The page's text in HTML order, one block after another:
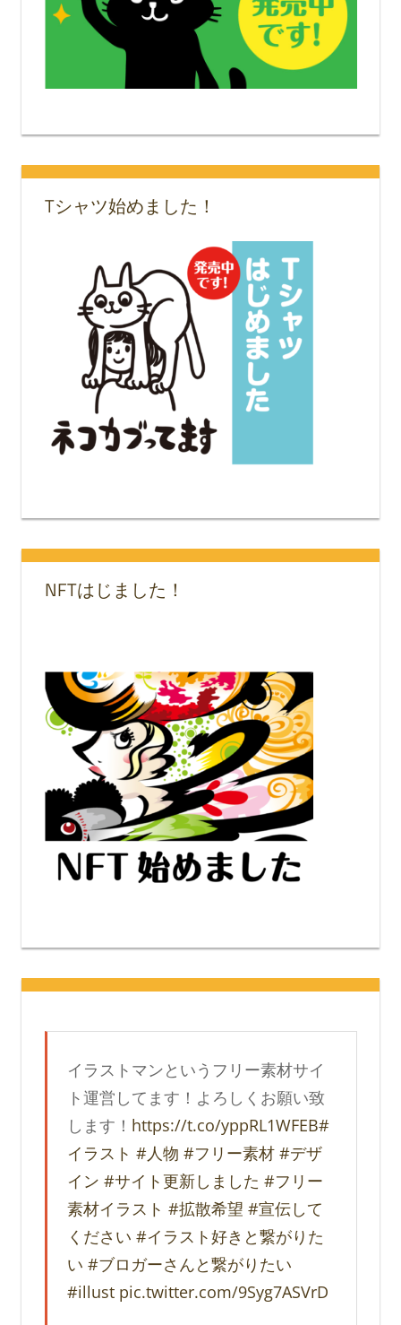
Tシャツ始めました！
NFTはじました！
イラストマンというフリー素材サイ
ト運営してます！よろしくお願い致
します！ https://t.co/yppRL1WFEB#
イラスト #人物 #フリー素材 #デザ
イン #サイト更新しました #フリー
素材イラスト #拡散希望 #宣伝して
ください #イラスト好きと繋がりた
い #ブロガーさんと繋がりたい
#illust pic.twitter.com/9Syg7ASVrD